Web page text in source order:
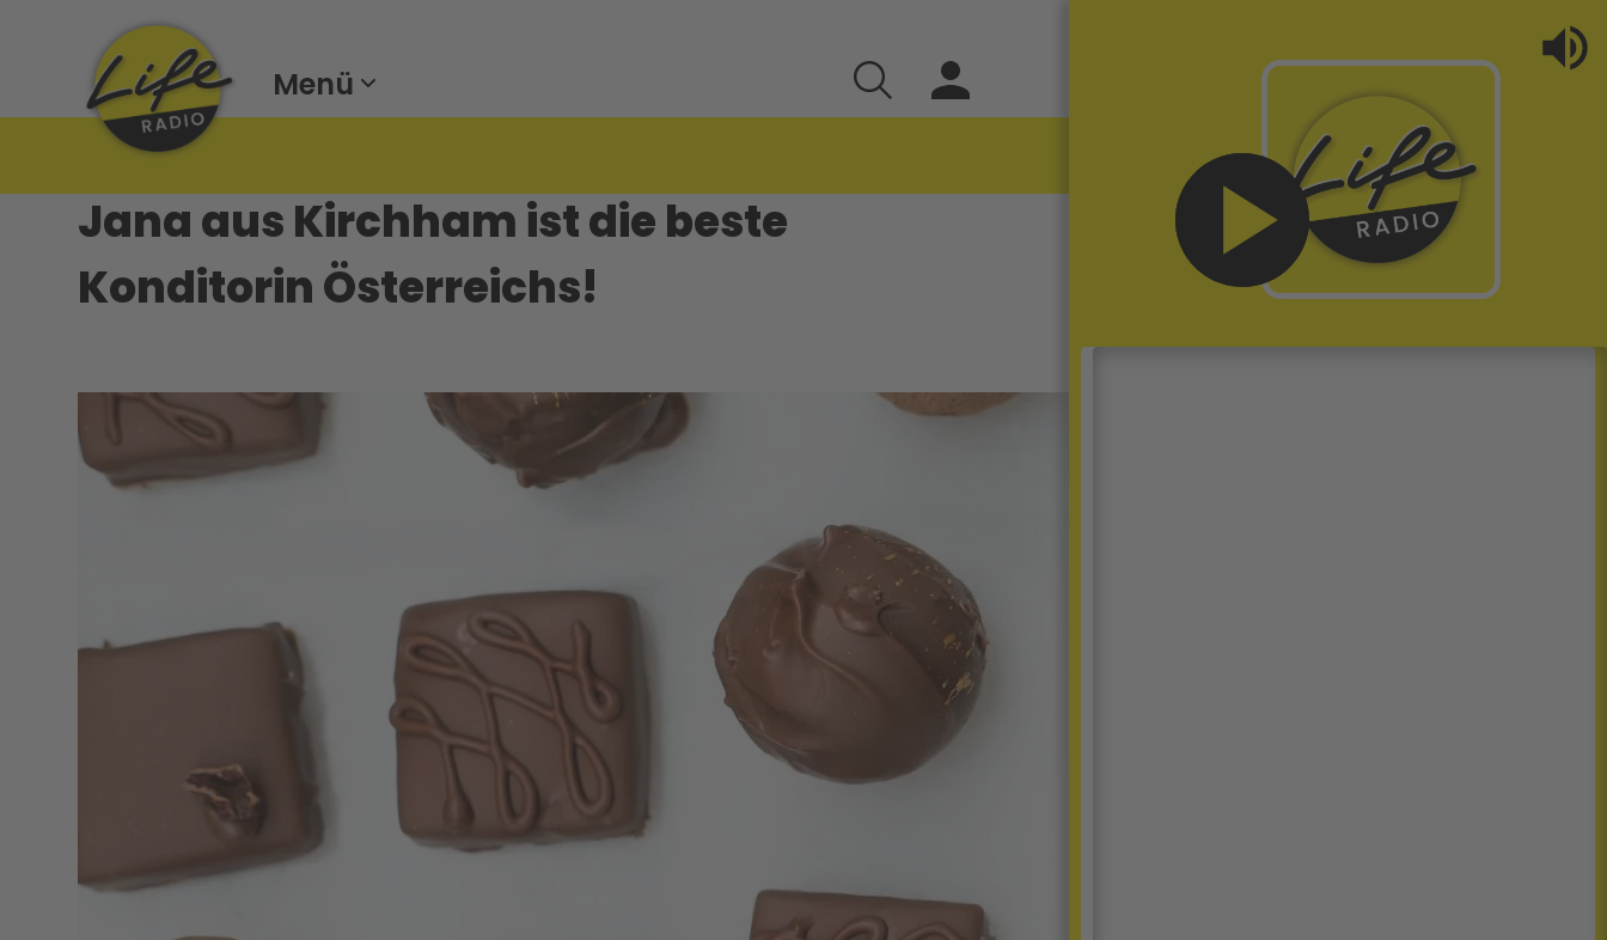
Menü
Jana aus Kirchham ist die beste
Konditorin Österreichs!